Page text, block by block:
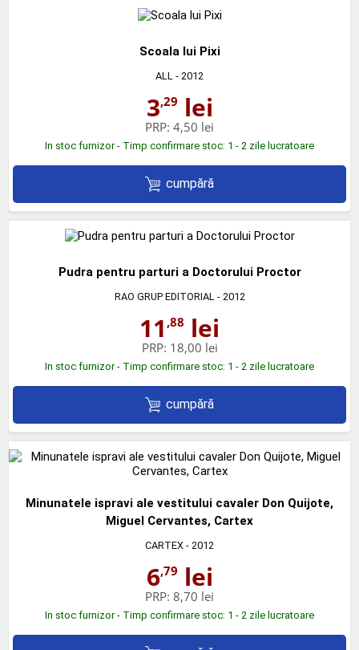
Scoala lui Pixi
ALL - 2012
3,29 lei
PRP: 4,50 lei
In stoc furnizor - Timp confirmare stoc: 1 - 2 zile lucratoare
cumpără
Pudra pentru parturi a Doctorului Proctor
RAO GRUP EDITORIAL - 2012
11 ,88 lei
PRP: 18,00 lei
In stoc furnizor - Timp confirmare stoc: 1 - 2 zile lucratoare
cumpără
Minunatele ispravi ale vestitului cavaler Don Quijote,
Miguel Cervantes, Cartex
CARTEX - 2012
6,79 lei
PRP: 8,70 lei
In stoc furnizor - Timp confirmare stoc: 1 - 2 zile lucratoare